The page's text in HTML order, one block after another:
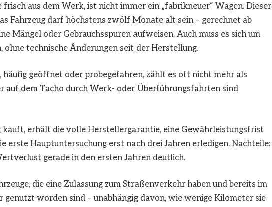
aus dem Werk, ist nicht immer ein „fabrikneuer“ Wagen. Dieser
Fahrzeug darf höchstens zwölf Monate alt sein – gerechnet ab
Mängel oder Gebrauchsspuren aufweisen. Auch muss es sich um
technische Änderungen seit der Herstellung.
geöffnet oder probegefahren, zählt es oft nicht mehr als
auf dem Tacho durch Werk- oder Überführungsfahrten sind
kauft, erhält die volle Herstellergarantie, eine Gewährleistungsfrist
erste Hauptuntersuchung erst nach drei Jahren erledigen. Nachteile:
gerade in den ersten Jahren deutlich.
die eine Zulassung zum Straßenverkehr haben und bereits im
worden sind – unabhängig davon, wie wenige Kilometer sie